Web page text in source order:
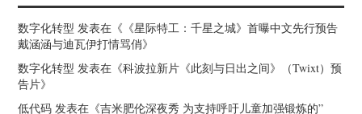
数字化转型 发表在《 《星际特工：千星之城》首曝中文先行预告
戴涵涵与迪瓦伊打情骂俏》
数字化转型 发表在《科波拉新片《此刻与日出之间》（Twixt）预
告片》
低代码 发表在《吉米肥伦深夜秀 为支持呼吁儿童加强锻炼的”